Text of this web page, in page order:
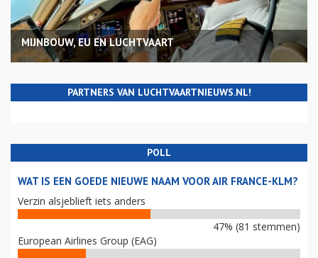
MIJNBOUW, EU EN LUCHTVAART
PARTNERS VAN LUCHTVAARTNIEUWS.NL!
POLL
WAT IS EEN GOEDE NIEUWE NAAM VOOR AIR FRANCE-KLM?
Verzin alsjeblieft iets anders
47% (81 stemmen)
European Airlines Group (EAG)